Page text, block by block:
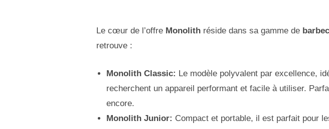
Le cœur de l’offre Monolith réside dans sa gamme de
retrouve :
Monolith Classic: Le modèle polyvalent par excellence,
recherchent un appareil performant et facile à utiliser.
encore.
Monolith Junior: Compact et portable, il est parfait pour